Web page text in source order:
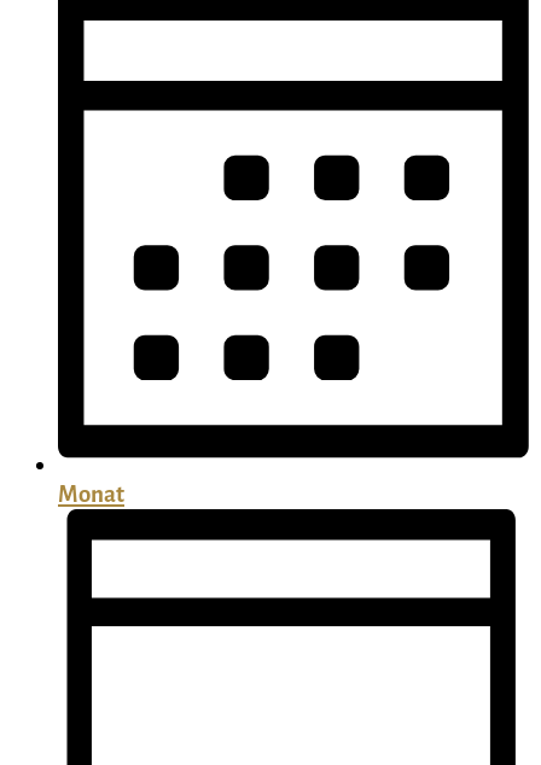
Monat